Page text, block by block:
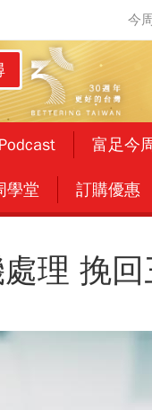
富足今
學堂 訂購優惠
理 挽